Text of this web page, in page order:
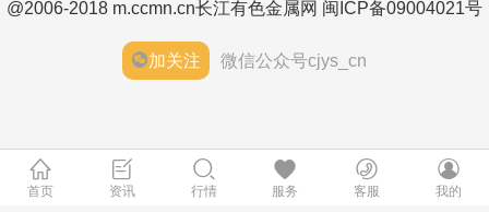
@2006-2018 m.ccmn.cn长江有色金属网 闽ICP备09004021号
加关注 微信公众号cjys_cn
首页 资讯 行情 服务 客服 我的